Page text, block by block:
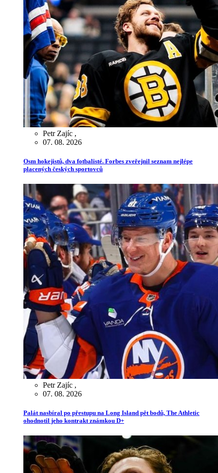
Petr Zajíc ,
07. 08. 2026
Osm hokejistů, dva fotbalisté. Forbes zveřejnil seznam nejlépe
placených českých sportovců
Petr Zajíc ,
07. 08. 2026
Palát nasbíral po přestupu na Long Island pět bodů, The Athletic
ohodnotil jeho kontrakt známkou D+